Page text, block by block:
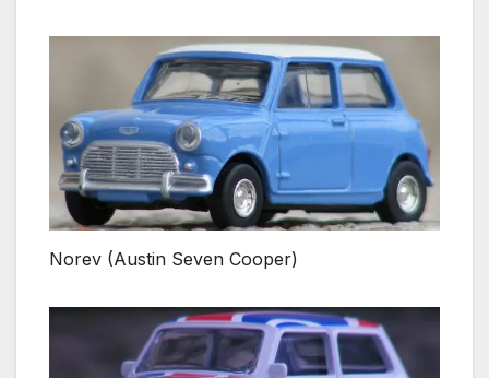
Norev (Austin Seven Cooper)